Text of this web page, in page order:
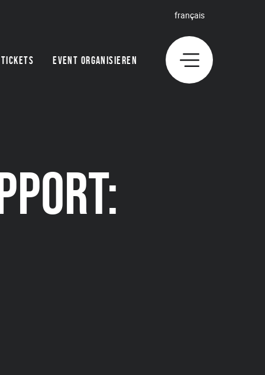
TICKETS EVENT ORGANISIEREN
français